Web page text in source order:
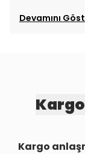
Devamını
Kargo